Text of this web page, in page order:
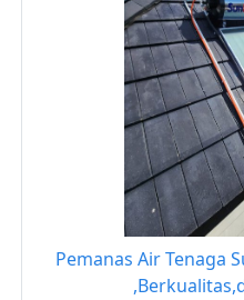
Pemanas Air Tenaga